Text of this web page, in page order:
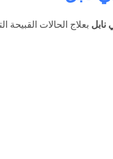
نابل بعلاج الحالات القبيحة